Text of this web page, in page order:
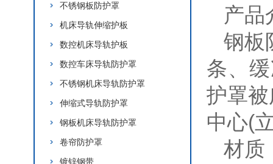
不锈钢板防护罩
机床导轨伸缩护板
数控机床导轨护板
数控车床导轨防护罩
不锈钢机床导轨防护罩
伸缩式导轨防护罩
钢板机床导轨防护罩
卷帘防护罩
镀锌钢带
产品
钢板
条、
护罩
中心(
材质